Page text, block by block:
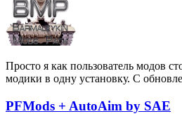
Просто я как пользователь модов
модики в одну установку. С
PFMods + AutoAim by SAE